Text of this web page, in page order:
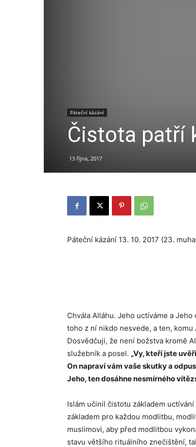
Páteční kázání
Čistota patří
13 října, 2017
Páteční kázání 13. 10.
Chvála Alláhu. Jeho uctíváme a
toho z ní nikdo nesvede, a ten,
Dosvědčuji, že není božstva kromě
služebník a posel. „Vy, kteří jste
On napraví vám vaše skutky a
Jeho, ten dosáhne nesmírného
Islám učinil čistotu základem
základem pro každou modlitbu,
muslimovi, aby před modlitbou
stavu většího rituálního znečištění,